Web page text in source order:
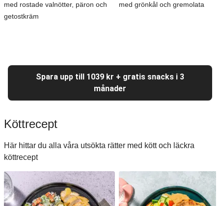
med rostade valnötter, päron och
getostkräm
med grönkål och gremolata
Spara upp till 1039 kr + gratis snacks i 3
månader
Köttrecept
Här hittar du alla våra utsökta rätter med kött och läckra
köttrecept